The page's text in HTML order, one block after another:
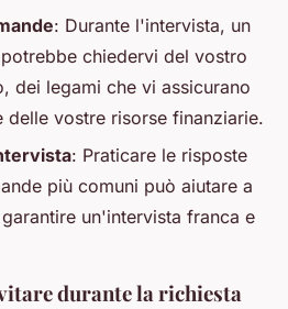
: Durante l'intervista, un
chiedervi del vostro
dei legami che vi assicurano
delle vostre risorse finanziarie.
: Praticare le risposte
più comuni può aiutare a
un'intervista franca e
durante la richiesta